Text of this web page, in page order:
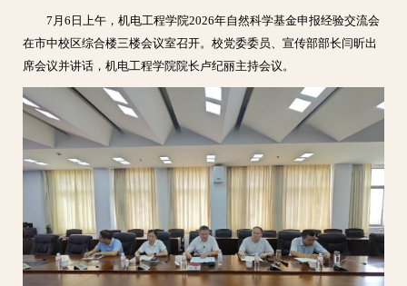
7月6日上午，机电工程学院2026年自然科学基金申报经验交流会
在市中校区综合楼三楼会议室召开。校党委委员、宣传部部长闫昕出
席会议并讲话，机电工程学院院长卢纪丽主持会议。